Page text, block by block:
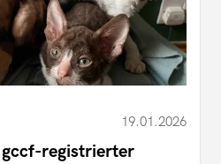
19.01.2026
registrierter